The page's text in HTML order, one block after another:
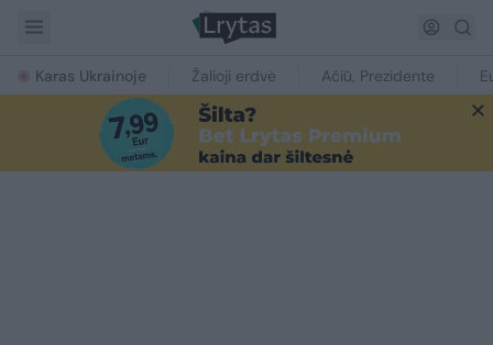
Karas Ukrainoje Žalioji erdvė Ačiū, Prezidente